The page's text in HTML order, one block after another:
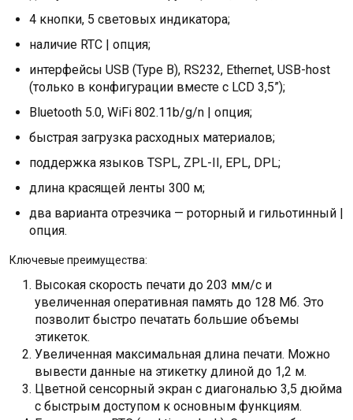
4 кнопки, 5 световых индикатора;
наличие RTC | опция;
интерфейсы USB (Type B), RS232, Ethernet, USB-host
(только в конфигурации вместе с LCD 3,5”);
Bluetooth 5.0, WiFi 802.11b/g/n | опция;
быстрая загрузка расходных материалов;
поддержка языков TSPL, ZPL-II, EPL, DPL;
длина красящей ленты 300 м;
два варианта отрезчика — роторный и гильотинный |
опция.
Ключевые преимущества:
Высокая скорость печати до 203 мм/с и
увеличенная оперативная память до 128 Мб. Это
позволит быстро печатать большие объемы
этикеток.
Увеличенная максимальная длина печати. Можно
вывести данные на этикетку длиной до 1,2 м.
Цветной сенсорный экран с диагональю 3,5 дюйма
с быстрым доступом к основным функциям.